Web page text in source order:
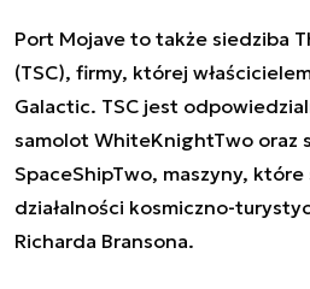
Port Mojave to także siedziba
(TSC), firmy, której
Galactic. TSC jest
samolot WhiteKnightTwo oraz
SpaceShipTwo, maszyny,
działalności kosmiczno-
Richarda Bransona.